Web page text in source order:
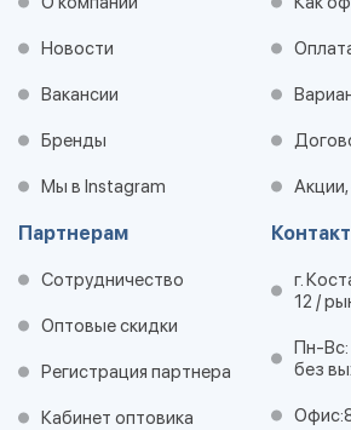
Новости
Вакансии
Бренды
Мы в Instagram Акции,
Партнерам
Сотрудничество
Оптовые скидки
Регистрация партнера
Кабинет оптовика
г.
12 /
Пн-Вс:
без
Офис: